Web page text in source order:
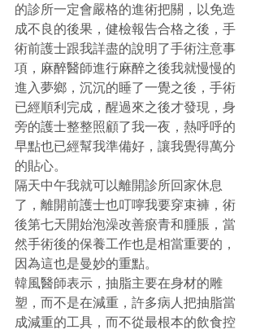
的診所一定會嚴格的進術把關，以免造
成不良的後果，健檢報告合格之後，手
術前護士跟我詳盡的說明了手術注意事
項，麻醉醫師進行麻醉之後我就慢慢的
進入夢鄉，沉沉的睡了一覺之後，手術
已經順利完成，醒過來之後才發現，身
旁的護士整整照顧了我一夜，熱呼呼的
早點也已經幫我準備好，讓我覺得萬分
的貼心。
隔天中午我就可以離開診所回家休息
了，離開前護士也叮嚀我要穿束褲，術
後第七天開始泡澡改善瘀青和腫脹，當
然手術後的保養工作也是相當重要的，
因為這也是曼妙的重點。
韓風醫師表示，抽脂主要在身材的雕
塑，而不是在減重，許多病人把抽脂當
成減重的工具，而不從最根本的飲食控